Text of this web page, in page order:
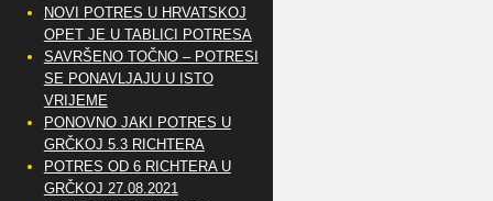
NOVI POTRES U HRVATSKOJ
OPET JE U TABLICI POTRESA
SAVRŠENO TOČNO – POTRESI
SE PONAVLJAJU U ISTO
VRIJEME
PONOVNO JAKI POTRES U
GRČKOJ 5.3 RICHTERA
POTRES OD 6 RICHTERA U
GRČKOJ 27.08.2021